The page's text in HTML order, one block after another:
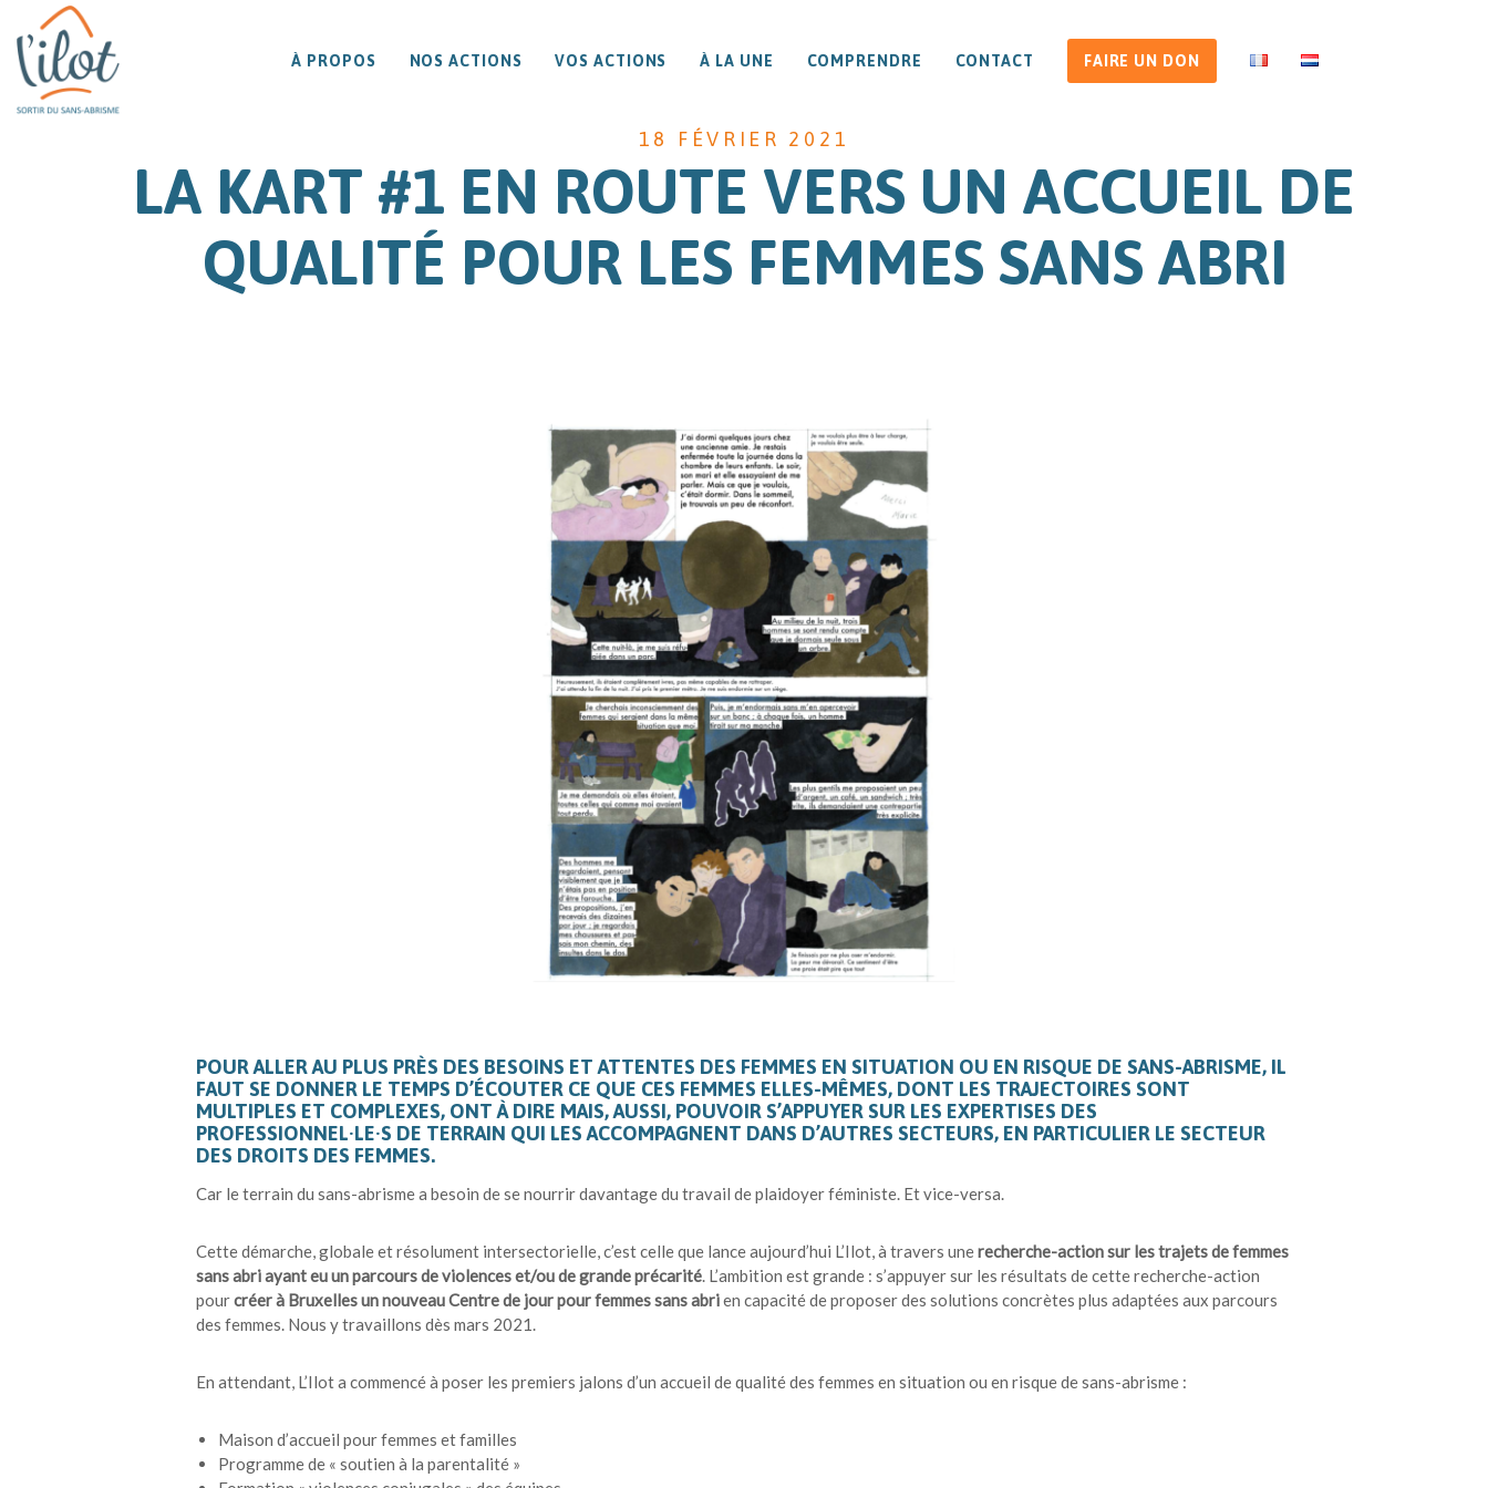
À PROPOS NOS ACTIONS VOS ACTIONS À LA UNE COMPRENDRE CONTACT FAIRE UN DON
18 FÉVRIER 2021
LA KART #1 EN ROUTE VERS UN ACCUEIL DE
QUALITÉ POUR LES FEMMES SANS ABRI
POUR ALLER AU PLUS PRÈS DES BESOINS ET ATTENTES DES FEMMES EN SITUATION OU EN RISQUE DE SANS-ABRISME, IL
FAUT SE DONNER LE TEMPS D’ÉCOUTER CE QUE CES FEMMES ELLES-MÊMES, DONT LES TRAJECTOIRES SONT
MULTIPLES ET COMPLEXES, ONT À DIRE MAIS, AUSSI, POUVOIR S’APPUYER SUR LES EXPERTISES DES
PROFESSIONNEL·LE·S DE TERRAIN QUI LES ACCOMPAGNENT DANS D’AUTRES SECTEURS, EN PARTICULIER LE SECTEUR
DES DROITS DES FEMMES.
Car le terrain du sans-abrisme a besoin de se nourrir davantage du travail de plaidoyer féministe. Et vice-versa.
Cette démarche, globale et résolument intersectorielle, c’est celle que lance aujourd’hui L’Ilot, à travers unerecherche-action sur les trajets de femmes
sans abri ayant eu un parcours de violences et/ou de grande précarité. L’ambition est grande : s’appuyer sur les résultats de cette recherche-action
pourcréer à Bruxelles un nouveau Centre de jour pour femmes sans abrien capacité de proposer des solutions concrètes plus adaptées aux parcours
des femmes. Nous y travaillons dès mars 2021.
En attendant, L’Ilot a commencé à poser les premiers jalons d’un accueil de qualité des femmes en situation ou en risque de sans-abrisme :
Maison d’accueil pour femmes et familles
Programme de « soutien à la parentalité »